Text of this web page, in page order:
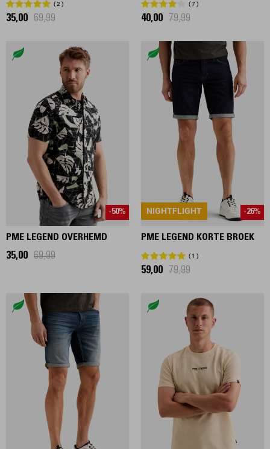
2
35,00 69,99
7
40,00 79,99
-50%
PME LEGEND OVERHEMD
35,00 69,99
NIGHTFLIGHT -26%
PME LEGEND KORTE BROEK
1
59,00 79,99